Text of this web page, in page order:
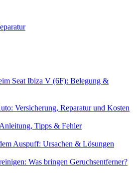
Seat Ibiza V (6F): Belegung &
Versicherung, Reparatur und Kosten
Tipps & Fehler
Auspuff: Ursachen & Lösungen
Was bringen Geruchsentferner?